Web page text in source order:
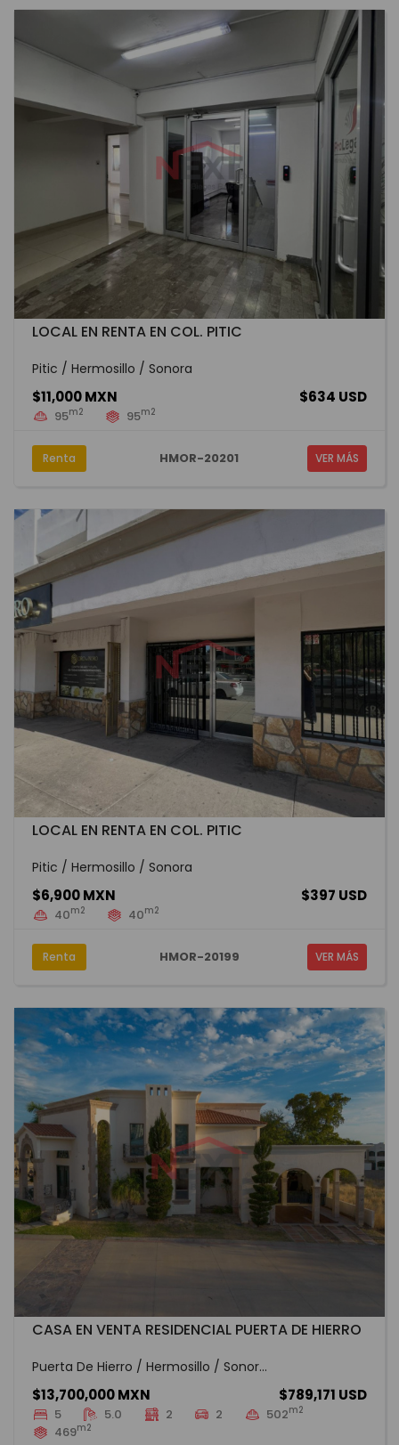
LOCAL EN RENTA EN COL. PITIC
Pitic / Hermosillo / Sonora
$11,000 MXN $634 USD
95m2 95m2
Renta HMOR-20201 VER MÁS
LOCAL EN RENTA EN COL. PITIC
Pitic / Hermosillo / Sonora
$6,900 MXN $397 USD
40m2 40m2
Renta HMOR-20199 VER MÁS
CASA EN VENTA RESIDENCIAL PUERTA DE HIERRO
Puerta De Hierro / Hermosillo / Sonor...
$13,700,000 MXN $789,171 USD
5 5.0 2 2 502m2
469m2